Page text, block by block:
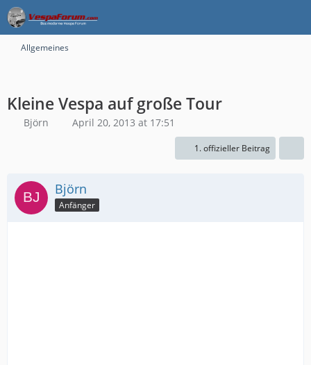
Allgemeines
Kleine Vespa auf große Tour
Björn April 20, 2013 at 17:51
1. offizieller Beitrag
Björn
Anfänger